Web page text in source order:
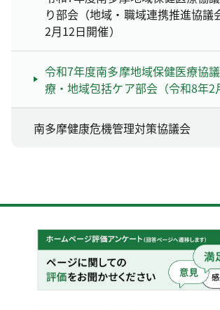
り部会（地域・職域連携推進協議
2月12日開催）
令和7年度南多摩地域保健医療協
療・地域包括ケア部会（令和8年2
南多摩健康危機管理対策協議会